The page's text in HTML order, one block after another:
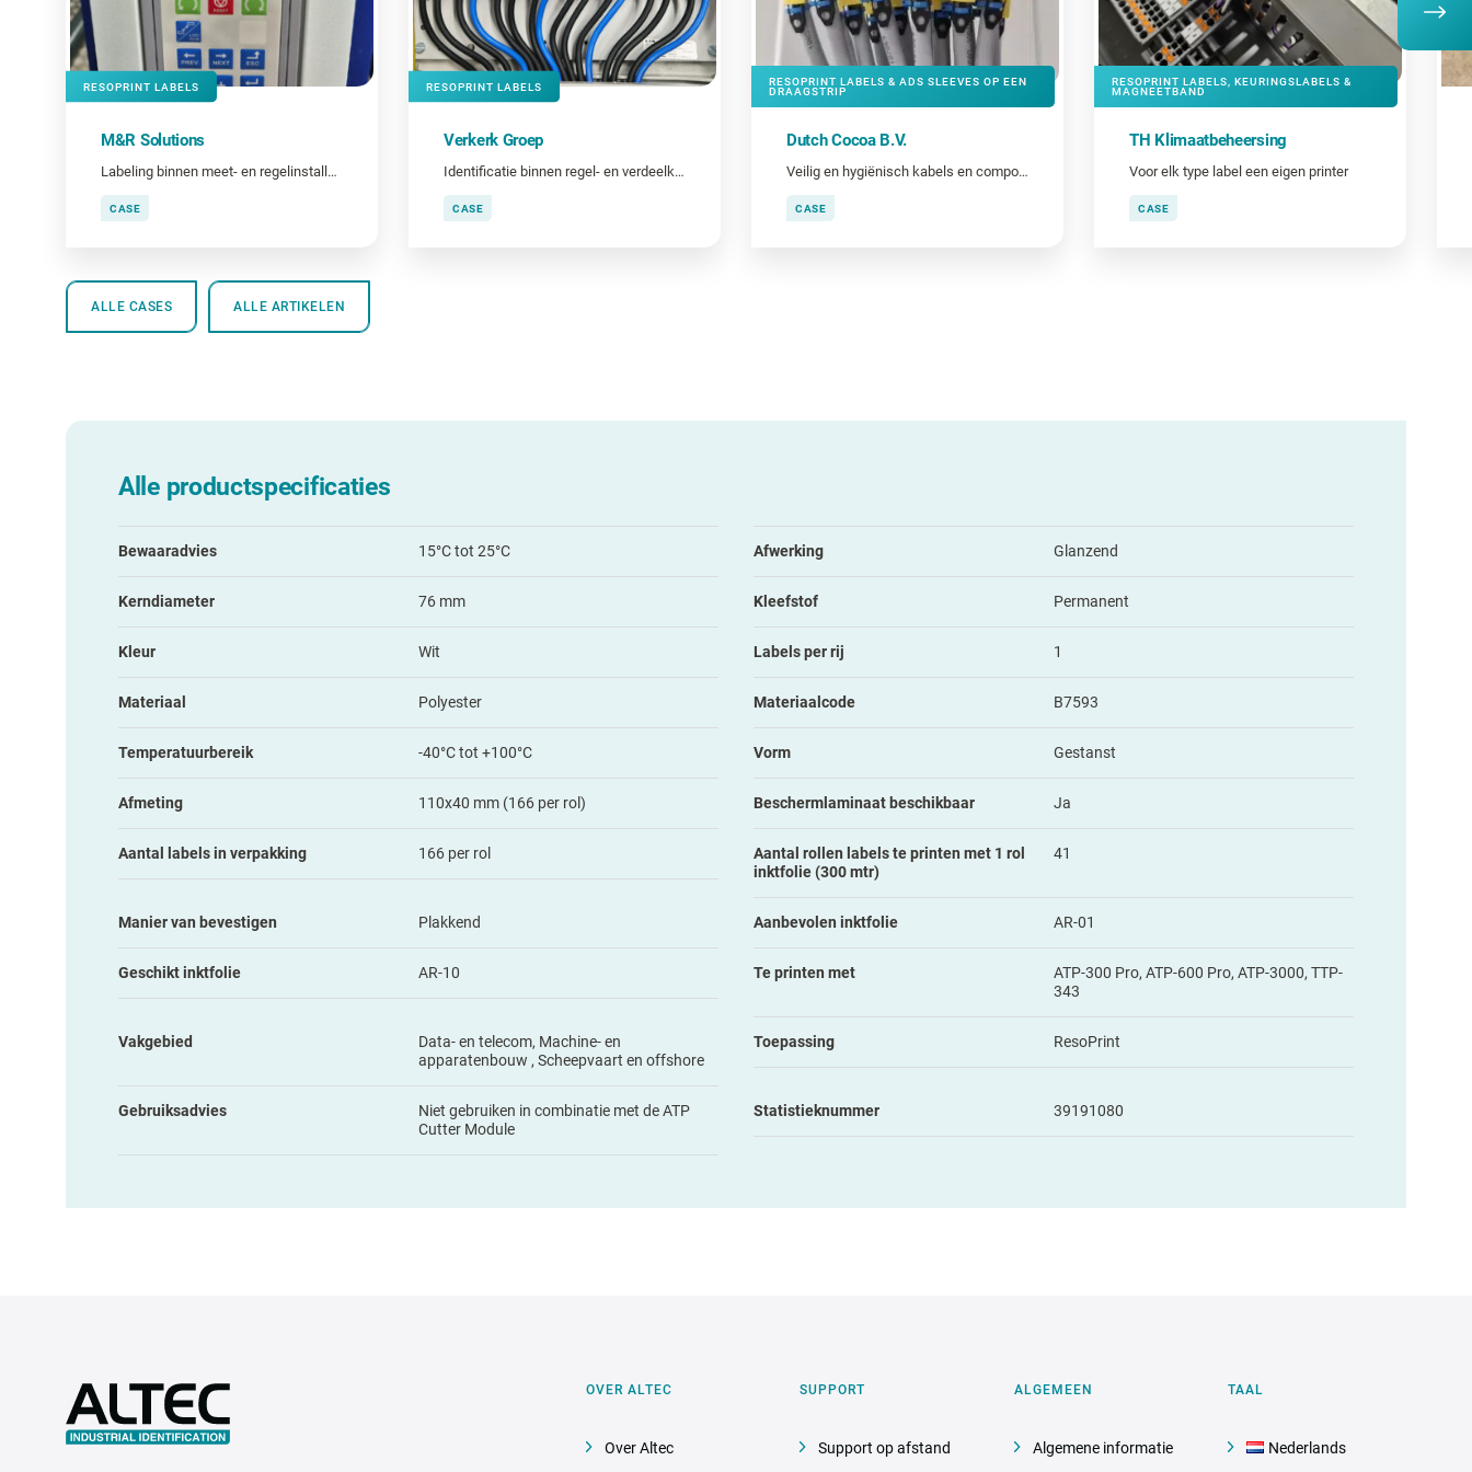
RESOPRINT LABELS
M&R Solutions
Labeling binnen meet- en regelinstallaties
CASE
RESOPRINT LABELS
Verkerk Groep
Identificatie binnen regel- en verdeelkasten
CASE
RESOPRINT LABELS & ADS SLEEVES OP EEN
DRAAGSTRIP
Dutch Cocoa B.V.
Veilig en hygiënisch kabels en componenten coderen
CASE
RESOPRINT LABELS, KEURINGSLABELS &
MAGNEETBAND
TH Klimaatbeheersing
Voor elk type label een eigen printer
CASE
ALLE CASES ALLE ARTIKELEN
Alle productspecificaties
Bewaaradvies 15°C tot 25°C Afwerking Glanzend
Kerndiameter 76 mm Kleefstof Permanent
Kleur Wit Labels per rij 1
Materiaal Polyester Materiaalcode B7593
Temperatuurbereik -40°C tot +100°C Vorm Gestanst
Afmeting 110x40 mm (166 per rol) Beschermlaminaat beschikbaar Ja
Aantal labels in verpakking 166 per rol
Aantal rollen labels te printen met 1 rol
inktfolie (300 mtr)
41
Manier van bevestigen Plakkend Aanbevolen inktfolie AR-01
Geschikt inktfolie AR-10 Te printen met
ATP-300 Pro, ATP-600 Pro, ATP-3000, TTP-
343
Vakgebied
Data- en telecom, Machine- en
apparatenbouw , Scheepvaart en offshore
Toepassing ResoPrint
Gebruiksadvies
Niet gebruiken in combinatie met de ATP
Cutter Module
Statistieknummer 39191080
OVER ALTEC
Over Altec
SUPPORT
Support op afstand
ALGEMEEN
Algemene informatie
TAAL
Nederlands